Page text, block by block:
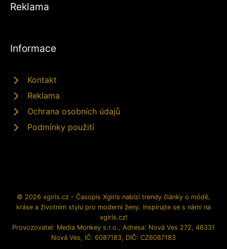
Reklama
Informace
Kontakt
Reklama
Ochrana osobních údajů
Podmínky použití
© 2026 xgirls.cz - Časopis Xgirls nabízí trendy články o módě,
kráse a životním stylu pro moderní ženy. Inspirujte se s námi na
xgirls.cz!
Provozovatel: Media Monkey s.r.o., Adresa: Nová Ves 272, 46331
Nová Ves, IČ: 6087183, DIČ: CZ6087183